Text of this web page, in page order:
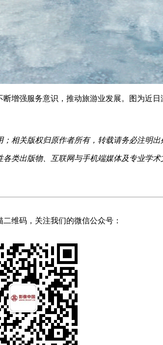
增强服务意识，推动旅游业发展。图为近日
相关版权归原作者所有，转载请务必注明出
类出版物、互联网与手机端媒体及专业学术
维码，关注我们的微信公众号：